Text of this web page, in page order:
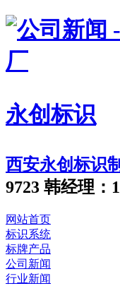
永创标识
西安永创标识
9723 韩经理：
网站首页
标识系统
标牌产品
公司新闻
行业新闻